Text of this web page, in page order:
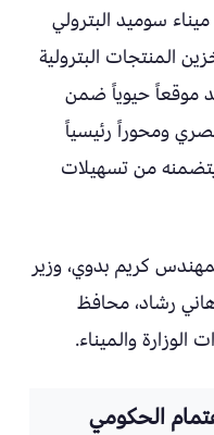
سوميد البترولي
المنتجات البترولية
موقعاً حيوياً ضمن
ومحوراً رئيسياً
يتضمنه من تسهيلات
كريم بدوي، وزير
هاني رشاد، محافظ
والميناء.
الحكومي